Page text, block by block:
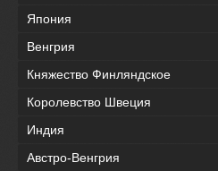
Япония
Венгрия
Княжество Финляндское
Королевство Швеция
Индия
Австро-Венгрия